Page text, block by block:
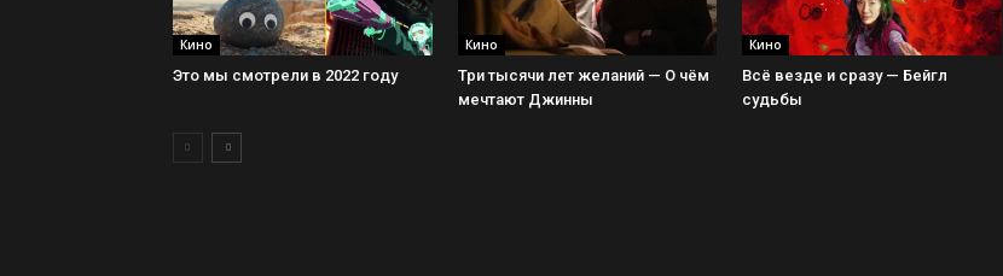
Кино
Это мы смотрели в 2022 году
Кино
Три тысячи лет желаний — О чём
мечтают Джинны
Кино
Всё везде и сразу — Бейгл
судьбы